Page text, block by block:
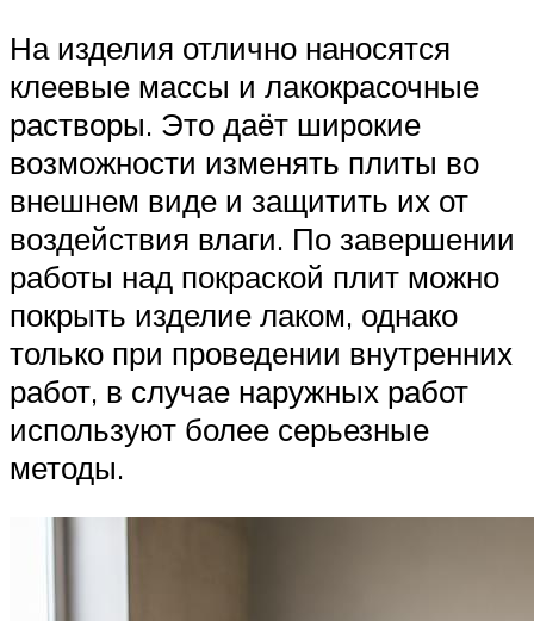
На изделия отлично наносятся
клеевые массы и лакокрасочные
растворы. Это даёт широкие
возможности изменять плиты во
внешнем виде и защитить их от
воздействия влаги. По завершении
работы над покраской плит можно
покрыть изделие лаком, однако
только при проведении внутренних
работ, в случае наружных работ
используют более серьезные
методы.